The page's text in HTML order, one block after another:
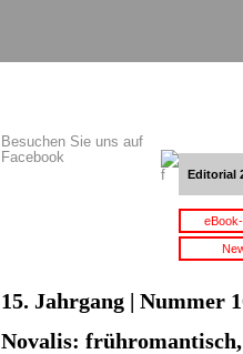
Besuchen Sie uns auf
Facebook
Editorial
15. Jahrgang | Nummer
Novalis: